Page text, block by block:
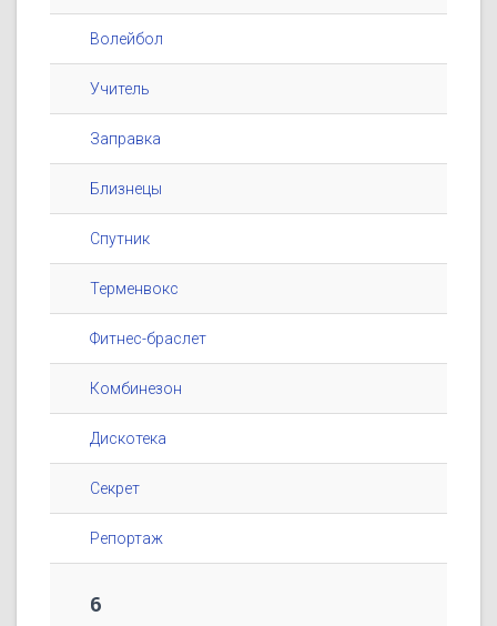
Волейбол
Учитель
Заправка
Близнецы
Спутник
Терменвокс
Фитнес-браслет
Комбинезон
Дискотека
Секрет
Репортаж
6